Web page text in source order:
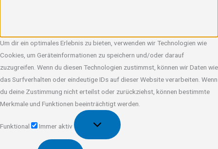
Um dir ein optimales Erlebnis zu bieten, verwenden wir Technologien wie
Cookies, um Geräteinformationen zu speichern und/oder darauf
zuzugreifen. Wenn du diesen Technologien zustimmst, können wir Daten wie
das Surfverhalten oder eindeutige IDs auf dieser Website verarbeiten. Wenn
du deine Zustimmung nicht erteilst oder zurückziehst, können bestimmte
Merkmale und Funktionen beeinträchtigt werden.
Funktional
Immer aktiv
Vorlieben